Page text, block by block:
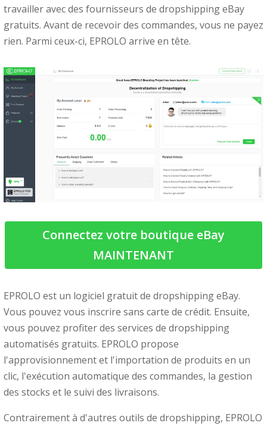
travailler avec des fournisseurs de dropshipping eBay
gratuits. Avant de recevoir des commandes, vous ne payez
rien. Parmi ceux-ci, EPROLO arrive en tête.
Connectez votre boutique eBay
MAINTENANT
EPROLO est un logiciel gratuit de dropshipping eBay.
Vous pouvez vous inscrire sans carte de crédit. Ensuite,
vous pouvez profiter des services de dropshipping
automatisés gratuits. EPROLO propose
l'approvisionnement et l'importation de produits en un
clic, l'exécution automatique des commandes, la gestion
des stocks et le suivi des livraisons.
Contrairement à d'autres outils de dropshipping, EPROLO